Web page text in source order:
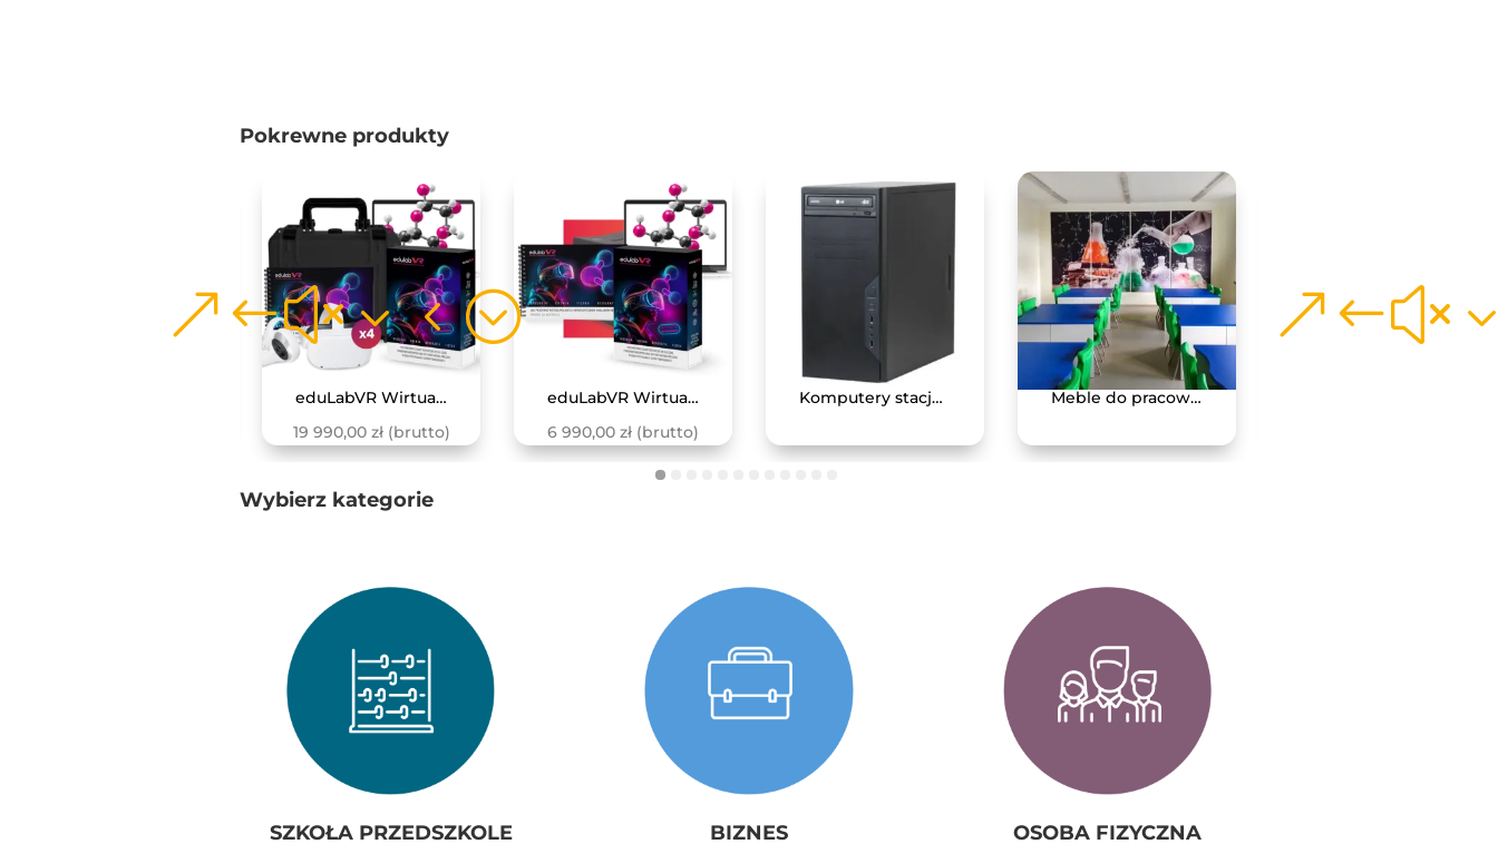
Pokrewne produkty
eduLabVR Wirtualne Laboratoria Przyrodnicze (zestaw z goglami VR, 4 szt.)
19 990,00 zł (brutto)
eduLabVR Wirtualne Laboratoria Przyrodnicze
6 990,00zł (brutto)
Komputery stacjonarne dla Programu Cyfrowy Uczeń Meble do pracowni przyrodniczych Teams – zestawy
Wybierz kategorie
SZKOŁA PRZEDSZKOLE BIZNES OSOBA FIZYCZNA